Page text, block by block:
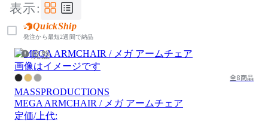
表示:
QuickShip
発注から最短2週間で納品
廃盤
画像はイメージです
全8商品
MASSPRODUCTIONS
MEGA ARMCHAIR / メガ アームチェア
定価/上代: